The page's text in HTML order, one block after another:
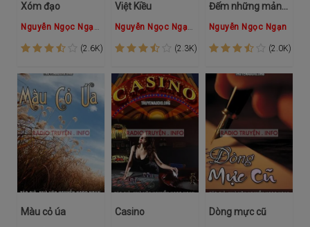
Xóm đạo
Nguyễn Ngọc Ngạn Hồng Đào
(2.6K)
Việt Kiều
Nguyễn Ngọc Ngạn Hồng Đào
(2.3K)
Đếm những mảnh tình
Nguyễn Ngọc Ngạn
(2.0K)
Màu cỏ úa Casino Dòng mực cũ